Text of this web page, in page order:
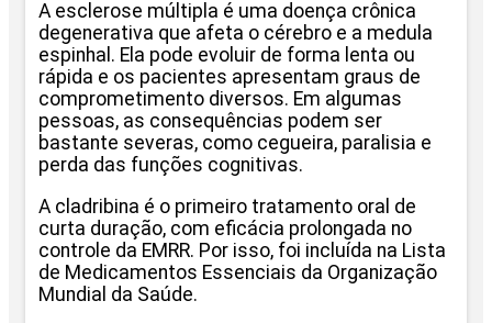
A esclerose múltipla é uma doença crônica
degenerativa que afeta o cérebro e a medula
espinhal. Ela pode evoluir de forma lenta ou
rápida e os pacientes apresentam graus de
comprometimento diversos. Em algumas
pessoas, as consequências podem ser
bastante severas, como cegueira, paralisia e
perda das funções cognitivas.
A cladribina é o primeiro tratamento oral de
curta duração, com eficácia prolongada no
controle da EMRR. Por isso, foi incluída na Lista
de Medicamentos Essenciais da Organização
Mundial da Saúde.